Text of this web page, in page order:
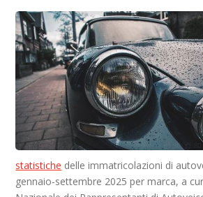
statistiche delle immatricolazioni di
gennaio-settembre 2025 per marca, a